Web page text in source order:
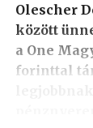
Olescher
között
a One
forinttal